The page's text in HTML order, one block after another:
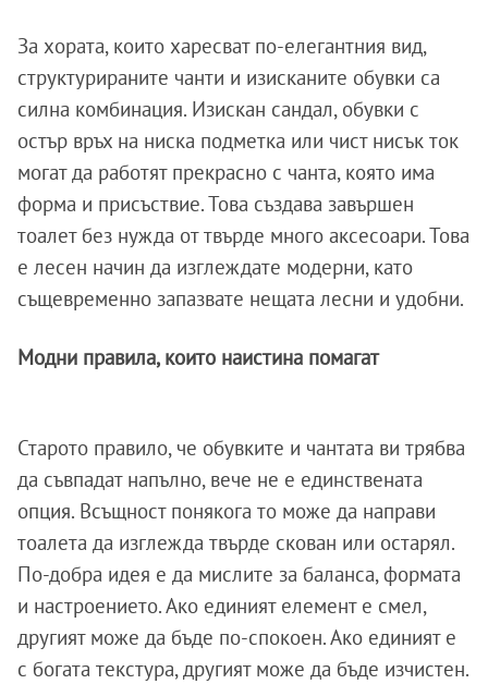
За хората, които харесват по-елегантния вид,
структурираните чанти и изисканите обувки са
силна комбинация. Изискан сандал, обувки с
остър връх на ниска подметка или чист нисък ток
могат да работят прекрасно с чанта, която има
форма и присъствие. Това създава завършен
тоалет без нужда от твърде много аксесоари. Това
е лесен начин да изглеждате модерни, като
същевременно запазвате нещата лесни и удобни.
Модни правила, които наистина помагат
Старото правило, че обувките и чантата ви трябва
да съвпадат напълно, вече не е единствената
опция. Всъщност понякога то може да направи
тоалета да изглежда твърде скован или остарял.
По-добра идея е да мислите за баланса, формата
и настроението. Ако единият елемент е смел,
другият може да бъде по-спокоен. Ако единият е
с богата текстура, другият може да бъде изчистен.